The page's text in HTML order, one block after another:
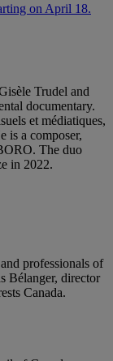
on April 18.
Trudel and
documentary.
et médiatiques,
a composer,
The duo
in 2022.
professionals of
Bélanger, director
Canada.